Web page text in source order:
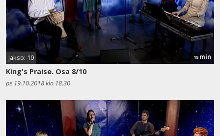
Jakso: 10 15 min
King's Praise. Osa 8/10
pe 19.10.2018 klo 18.30